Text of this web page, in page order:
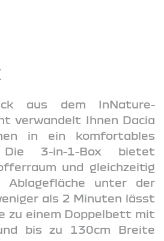
aus dem InNature-
verwandelt Ihnen Dacia
in ein komfortables
Die 3-in-1-Box bietet
und gleichzeitig
Ablagefläche unter der
als 2 Minuten lässt
zu einem Doppelbett mit
bis zu 130cm Breite